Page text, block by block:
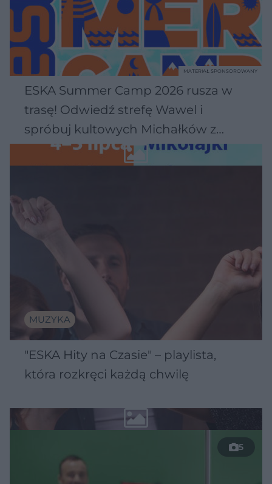
ESKA Summer Camp 2026 rusza w
trasę! Odwiedź strefę Wawel i
spróbuj kultowych Michałków z
Wawelu
MATERIAŁ SPONSOROWANY
MUZYKA
"ESKA Hity na Czasie" – playlista,
która rozkręci każdą chwilę
5